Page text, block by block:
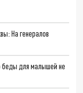
На генералов
беды для малышей не